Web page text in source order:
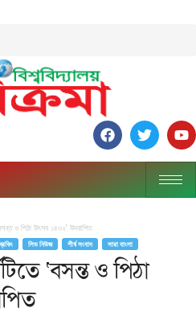
ও পিঠা উৎসব ১৪৩২’ উদযাপিত
লিড নিউজ শীর্ষ সংবাদ সারা বাংলা
‘বসন্ত ও পিঠা